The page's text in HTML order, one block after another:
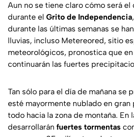
Aun no se tiene claro cómo será el
durante el Grito de Independencia
durante las últimas semanas se
lluvias, incluso Metereored, sitio
meteorológicos, pronostica que
continuarán las fuertes
Tan sólo para el día de mañana se
esté mayormente nublado en
todo hacia la zona de montaña. En
desarrollarán fuertes tormentas